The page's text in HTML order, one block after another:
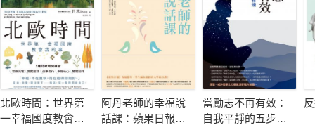
作者透過人生實戰經驗，統整出個人品牌定位心法、拆解個人品
牌階段（起步期、成長期、穩定期、重置期）等，盼仍處於迷惘
階段的朋友，能皆由個人人生經驗找尋自我、探索自我。
真心推薦：
北歐時間：世界第
一幸福國度教會我
阿丹老師的幸福說
話課：蘋果日報專
當勵志不再有效：
自我平靜的五步修